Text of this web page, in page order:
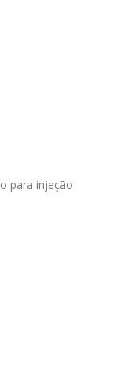
para injeção